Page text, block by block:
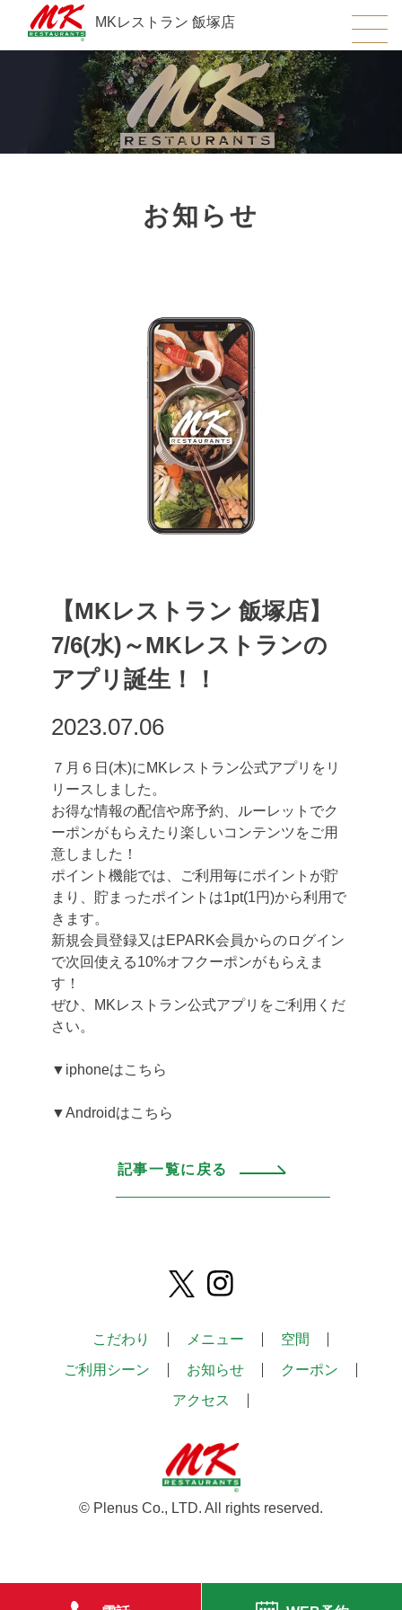
MKレストラン 飯塚店
お知らせ
【MKレストラン 飯塚店】
7/6(水)～MKレストランの
アプリ誕生！！
2023.07.06
７月６日(木)にMKレストラン公式アプリをリ
リースしました。
お得な情報の配信や席予約、ルーレットでク
ーポンがもらえたり楽しいコンテンツをご用
意しました！
ポイント機能では、ご利用毎にポイントが貯
まり、貯まったポイントは1pt(1円)から利用で
きます。
新規会員登録又はEPARK会員からのログイン
で次回使える10%オフクーポンがもらえま
す！
ぜひ、MKレストラン公式アプリをご利用くだ
さい。
▼iphoneはこちら
▼Androidはこちら
記事一覧に戻る
こだわり メニュー
空間
ご利用シーン
お知らせ
クーポン
アクセス
© Plenus Co., LTD. All rights reserved.